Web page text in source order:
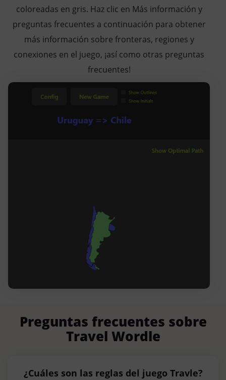
coloreadas en gris. Haz clic en Más información y
preguntas frecuentes a continuación para obtener
más información sobre fronteras, regiones y
conexiones en el juego, ¡así como otras preguntas
frecuentes!
Preguntas frecuentes sobre
Travel Wordle
¿Cuáles son las reglas del juego Travle?